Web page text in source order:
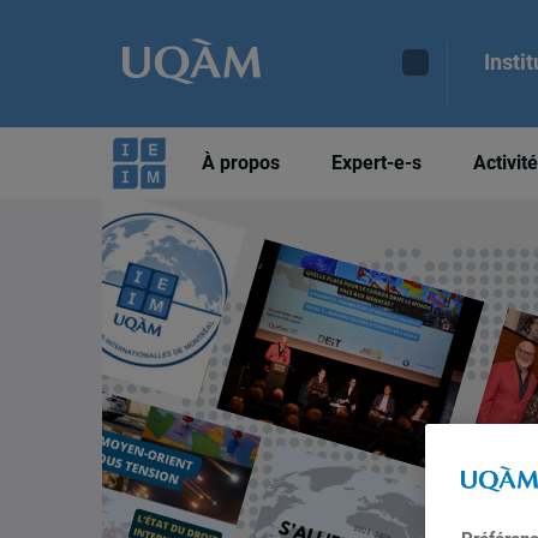
À propos Expert-e-s